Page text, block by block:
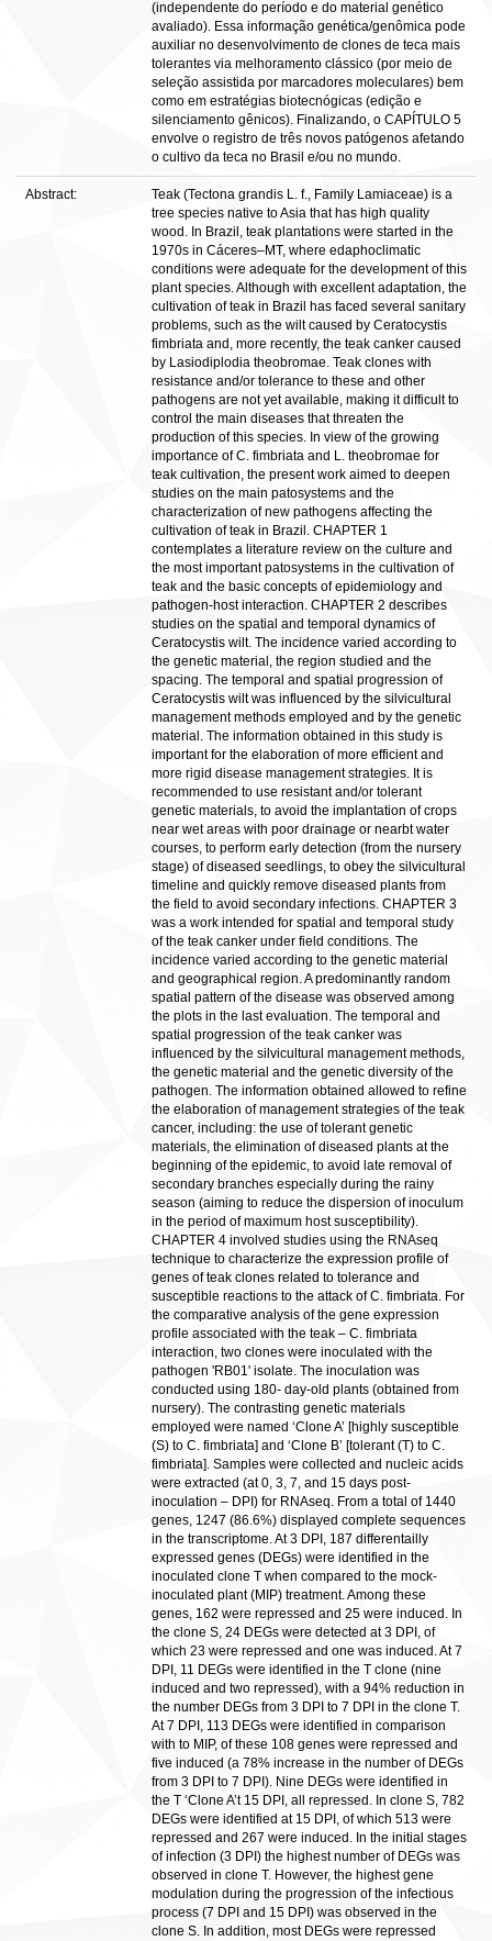
(independente do período e do material genético
avaliado). Essa informação genética/genômica pode
auxiliar no desenvolvimento de clones de teca mais
tolerantes via melhoramento clássico (por meio de
seleção assistida por marcadores moleculares) bem
como em estratégias biotecnógicas (edição e
silenciamento gênicos). Finalizando, o CAPÍTULO 5
envolve o registro de três novos patógenos afetando
o cultivo da teca no Brasil e/ou no mundo.
Abstract:
Teak (Tectona grandis L. f., Family Lamiaceae) is a
tree species native to Asia that has high quality
wood. In Brazil, teak plantations were started in the
1970s in Cáceres–MT, where edaphoclimatic
conditions were adequate for the development of this
plant species. Although with excellent adaptation, the
cultivation of teak in Brazil has faced several sanitary
problems, such as the wilt caused by Ceratocystis
fimbriata and, more recently, the teak canker caused
by Lasiodiplodia theobromae. Teak clones with
resistance and/or tolerance to these and other
pathogens are not yet available, making it difficult to
control the main diseases that threaten the
production of this species. In view of the growing
importance of C. fimbriata and L. theobromae for
teak cultivation, the present work aimed to deepen
studies on the main patosystems and the
characterization of new pathogens affecting the
cultivation of teak in Brazil. CHAPTER 1
contemplates a literature review on the culture and
the most important patosystems in the cultivation of
teak and the basic concepts of epidemiology and
pathogen-host interaction. CHAPTER 2 describes
studies on the spatial and temporal dynamics of
Ceratocystis wilt. The incidence varied according to
the genetic material, the region studied and the
spacing. The temporal and spatial progression of
Ceratocystis wilt was influenced by the silvicultural
management methods employed and by the genetic
material. The information obtained in this study is
important for the elaboration of more efficient and
more rigid disease management strategies. It is
recommended to use resistant and/or tolerant
genetic materials, to avoid the implantation of crops
near wet areas with poor drainage or nearbt water
courses, to perform early detection (from the nursery
stage) of diseased seedlings, to obey the silvicultural
timeline and quickly remove diseased plants from
the field to avoid secondary infections. CHAPTER 3
was a work intended for spatial and temporal study
of the teak canker under field conditions. The
incidence varied according to the genetic material
and geographical region. A predominantly random
spatial pattern of the disease was observed among
the plots in the last evaluation. The temporal and
spatial progression of the teak canker was
influenced by the silvicultural management methods,
the genetic material and the genetic diversity of the
pathogen. The information obtained allowed to refine
the elaboration of management strategies of the teak
cancer, including: the use of tolerant genetic
materials, the elimination of diseased plants at the
beginning of the epidemic, to avoid late removal of
secondary branches especially during the rainy
season (aiming to reduce the dispersion of inoculum
in the period of maximum host susceptibility).
CHAPTER 4 involved studies using the RNAseq
technique to characterize the expression profile of
genes of teak clones related to tolerance and
susceptible reactions to the attack of C. fimbriata. For
the comparative analysis of the gene expression
profile associated with the teak – C. fimbriata
interaction, two clones were inoculated with the
pathogen 'RB01' isolate. The inoculation was
conducted using 180- day-old plants (obtained from
nursery). The contrasting genetic materials
employed were named ‘Clone A’ [highly susceptible
(S) to C. fimbriata] and ‘Clone B’ [tolerant (T) to C.
fimbriata]. Samples were collected and nucleic acids
were extracted (at 0, 3, 7, and 15 days post-
inoculation – DPI) for RNAseq. From a total of 1440
genes, 1247 (86.6%) displayed complete sequences
in the transcriptome. At 3 DPI, 187 differentailly
expressed genes (DEGs) were identified in the
inoculated clone T when compared to the mock-
inoculated plant (MIP) treatment. Among these
genes, 162 were repressed and 25 were induced. In
the clone S, 24 DEGs were detected at 3 DPI, of
which 23 were repressed and one was induced. At 7
DPI, 11 DEGs were identified in the T clone (nine
induced and two repressed), with a 94% reduction in
the number DEGs from 3 DPI to 7 DPI in the clone T.
At 7 DPI, 113 DEGs were identified in comparison
with to MIP, of these 108 genes were repressed and
five induced (a 78% increase in the number of DEGs
from 3 DPI to 7 DPI). Nine DEGs were identified in
the T ‘Clone A’t 15 DPI, all repressed. In clone S, 782
DEGs were identified at 15 DPI, of which 513 were
repressed and 267 were induced. In the initial stages
of infection (3 DPI) the highest number of DEGs was
observed in clone T. However, the highest gene
modulation during the progression of the infectious
process (7 DPI and 15 DPI) was observed in the
clone S. In addition, most DEGs were repressed